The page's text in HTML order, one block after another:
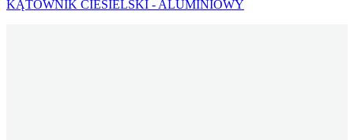
KĄTOWNIK CIESIELSKI - ALUMINIOWY